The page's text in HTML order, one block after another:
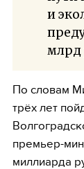
и
млрд
По словам
трёх лет
премьер-
миллиарда